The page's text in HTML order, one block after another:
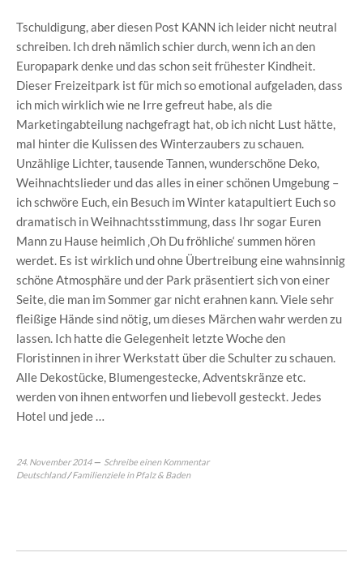
Tschuldigung, aber diesen Post KANN ich leider nicht neutral
schreiben. Ich dreh nämlich schier durch, wenn ich an den
Europapark denke und das schon seit frühester Kindheit.
Dieser Freizeitpark ist für mich so emotional aufgeladen, dass
ich mich wirklich wie ne Irre gefreut habe, als die
Marketingabteilung nachgefragt hat, ob ich nicht Lust hätte,
mal hinter die Kulissen des Winterzaubers zu schauen.
Unzählige Lichter, tausende Tannen, wunderschöne Deko,
Weihnachtslieder und das alles in einer schönen Umgebung –
ich schwöre Euch, ein Besuch im Winter katapultiert Euch so
dramatisch in Weihnachtsstimmung, dass Ihr sogar Euren
Mann zu Hause heimlich ‚Oh Du fröhliche‘ summen hören
werdet. Es ist wirklich und ohne Übertreibung eine wahnsinnig
schöne Atmosphäre und der Park präsentiert sich von einer
Seite, die man im Sommer gar nicht erahnen kann. Viele sehr
fleißige Hände sind nötig, um dieses Märchen wahr werden zu
lassen. Ich hatte die Gelegenheit letzte Woche den
Floristinnen in ihrer Werkstatt über die Schulter zu schauen.
Alle Dekostücke, Blumengestecke, Adventskränze etc.
werden von ihnen entworfen und liebevoll gesteckt. Jedes
Hotel und jede …
24. November 2014
Schreibe einen Kommentar
Deutschland/Familienziele in Pfalz & Baden